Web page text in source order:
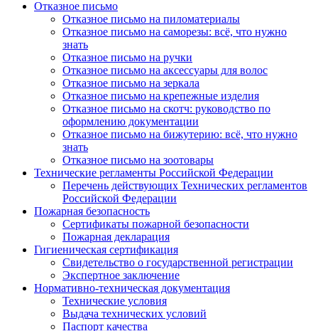
Отказное письмо
Отказное письмо на пиломатериалы
Отказное письмо на саморезы: всё, что нужно
знать
Отказное письмо на ручки
Отказное письмо на аксессуары для волос
Отказное письмо на зеркала
Отказное письмо на крепежные изделия
Отказное письмо на скотч: руководство по
оформлению документации
Отказное письмо на бижутерию: всё, что нужно
знать
Отказное письмо на зоотовары
Технические регламенты Российской Федерации
Перечень действующих Технических регламентов
Российской Федерации
Пожарная безопасность
Сертификаты пожарной безопасности
Пожарная декларация
Гигиеническая сертификация
Свидетельство о государственной регистрации
Экспертное заключение
Нормативно-техническая документация
Технические условия
Выдача технических условий
Паспорт качества